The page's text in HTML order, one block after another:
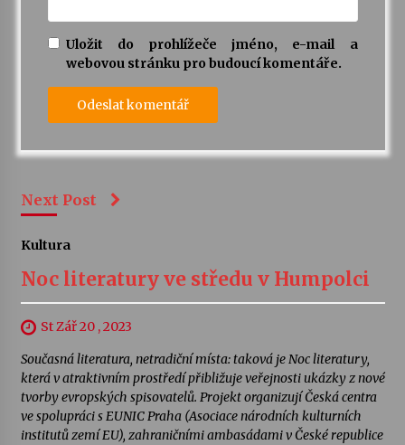
Uložit do prohlížeče jméno, e-mail a
webovou stránku pro budoucí komentáře.
Next Post
Kultura
Noc literatury ve středu v Humpolci
St Zář 20 , 2023
Současná literatura, netradiční místa: taková je Noc literatury,
která v atraktivním prostředí přibližuje veřejnosti ukázky z nové
tvorby evropských spisovatelů. Projekt organizují Česká centra
ve spolupráci s EUNIC Praha (Asociace národních kulturních
institutů zemí EU), zahraničními ambasádami v České republice